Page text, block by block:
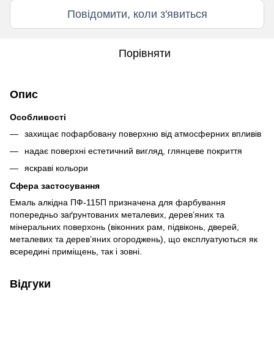
Повідомити, коли з'явиться
Порівняти
Опис
Особливості
захищає пофарбовану поверхню від атмосферних впливів
надає поверхні естетичний вигляд, глянцеве покриття
яскраві кольори
Сфера застосування
Емаль алкідна ПФ-115П призначена для фарбування
попередньо заґрунтованих металевих, дерев’яних та
мінеральних поверхонь (віконних рам, підвіконь, дверей,
металевих та дерев’яних огороджень), що експлуатуються як
всередині приміщень, так і зовні.
Відгуки